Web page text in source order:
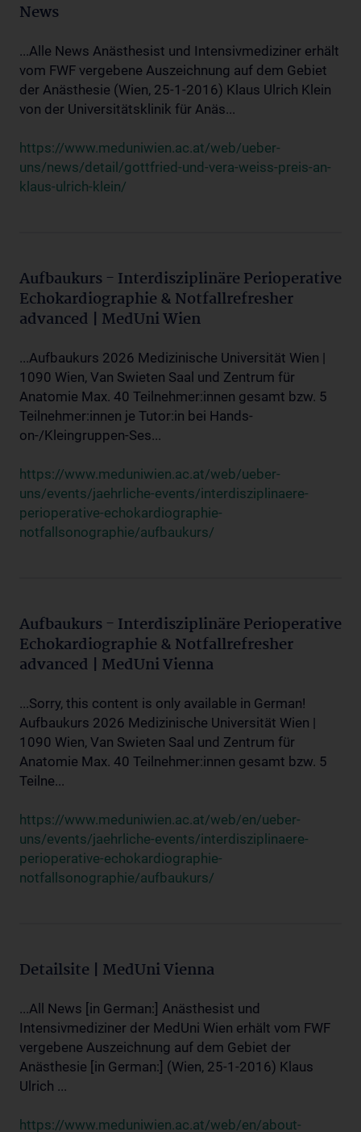
News
...Alle News Anästhesist und Intensivmediziner erhält
vom FWF vergebene Auszeichnung auf dem Gebiet
der Anästhesie (Wien, 25-1-2016) Klaus Ulrich Klein
von der Universitätsklinik für Anäs...
https://www.meduniwien.ac.at/web/ueber-
uns/news/detail/gottfried-und-vera-weiss-preis-an-
klaus-ulrich-klein/
Aufbaukurs - Interdisziplinäre Perioperative
Echokardiographie & Notfallrefresher
advanced | MedUni Wien
...Aufbaukurs 2026 Medizinische Universität Wien |
1090 Wien, Van Swieten Saal und Zentrum für
Anatomie Max. 40 Teilnehmer:innen gesamt bzw. 5
Teilnehmer:innen je Tutor:in bei Hands-
on-/Kleingruppen-Ses...
https://www.meduniwien.ac.at/web/ueber-
uns/events/jaehrliche-events/interdisziplinaere-
perioperative-echokardiographie-
notfallsonographie/aufbaukurs/
Aufbaukurs - Interdisziplinäre Perioperative
Echokardiographie & Notfallrefresher
advanced | MedUni Vienna
...Sorry, this content is only available in German!
Aufbaukurs 2026 Medizinische Universität Wien |
1090 Wien, Van Swieten Saal und Zentrum für
Anatomie Max. 40 Teilnehmer:innen gesamt bzw. 5
Teilne...
https://www.meduniwien.ac.at/web/en/ueber-
uns/events/jaehrliche-events/interdisziplinaere-
perioperative-echokardiographie-
notfallsonographie/aufbaukurs/
Detailsite | MedUni Vienna
...All News [in German:] Anästhesist und
Intensivmediziner der MedUni Wien erhält vom FWF
vergebene Auszeichnung auf dem Gebiet der
Anästhesie [in German:] (Wien, 25-1-2016) Klaus
Ulrich ...
https://www.meduniwien.ac.at/web/en/about-